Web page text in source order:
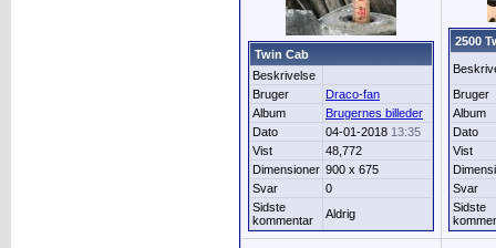
Twin Cab
Beskrivelse
Bruger
Draco-fan
Album
Brugernes billeder
Dato
04-01-2018 13:35
Vist
48,772
Dimensioner 900 x 675
Svar
0
Sidste
kommentar
Aldrig
2500
Bruger
Album
Dato
Vist
Svar
Sidste